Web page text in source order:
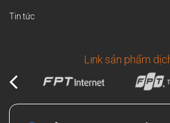
Tin tức
Link sản phẩm